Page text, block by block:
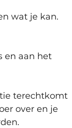
wat je kan.
en aan het
terechtkomt
over en je